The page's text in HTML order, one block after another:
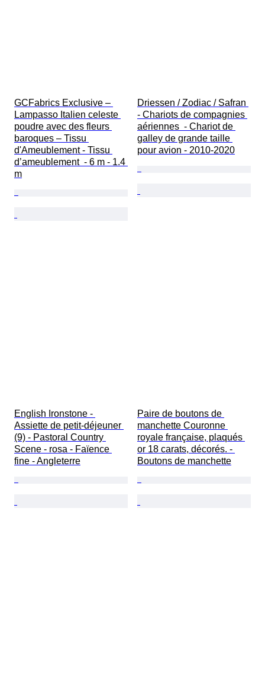
GCFabrics Exclusive –
Lampasso Italien celeste
poudre avec des fleurs
baroques – Tissu
d'Ameublement - Tissu
d’ameublement  - 6 m - 1.4
m
Driessen / Zodiac / Safran
- Chariots de compagnies
aériennes  - Chariot de
galley de grande taille
pour avion - 2010-2020
English Ironstone -
Assiette de petit-déjeuner
(9) - Pastoral Country
Scene - rosa - Faïence
fine - Angleterre
Paire de boutons de
manchette Couronne
royale française, plaqués
or 18 carats, décorés. -
Boutons de manchette